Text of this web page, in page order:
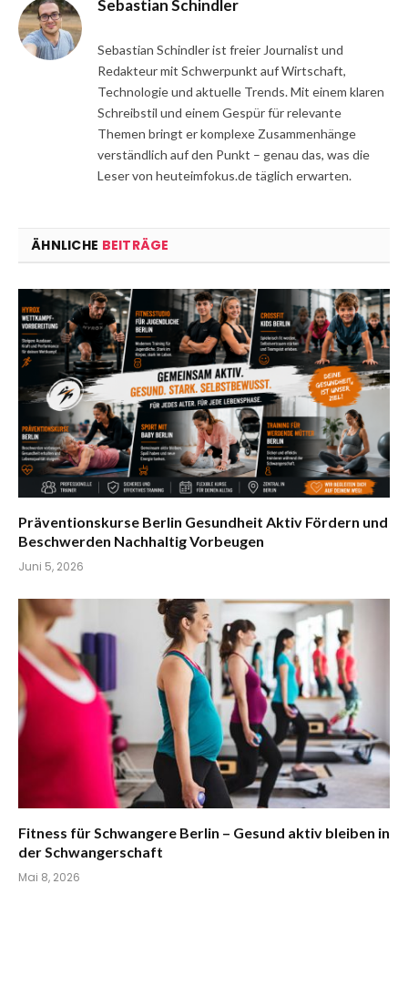
Sebastian Schindler
Sebastian Schindler ist freier Journalist und
Redakteur mit Schwerpunkt auf Wirtschaft,
Technologie und aktuelle Trends. Mit einem klaren
Schreibstil und einem Gespür für relevante
Themen bringt er komplexe Zusammenhänge
verständlich auf den Punkt – genau das, was die
Leser von heuteimfokus.de täglich erwarten.
ÄHNLICHE BEITRÄGE
Präventionskurse Berlin Gesundheit Aktiv Fördern und
Beschwerden Nachhaltig Vorbeugen
Juni 5, 2026
Fitness für Schwangere Berlin – Gesund aktiv bleiben in
der Schwangerschaft
Mai 8, 2026